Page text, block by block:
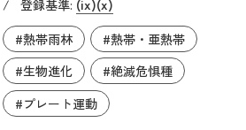
園で構成される自然遺産です。海辺か
ら標高2,500メートルを超える山地ま
で、さまざまな環境に熱帯雨林が広が
ります。この島は、かつてゴンドワナ
大陸の一部でしたが、約6000万年から
/
登録基準: (ix)(x)
#熱帯雨林
#熱帯・亜熱帯
#生物進化
#絶滅危惧種
#プレート運動